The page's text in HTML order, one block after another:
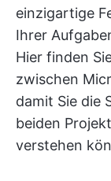
einzigartige
Ihrer
Hier finden
zwischen
damit Sie die
beiden
verstehen